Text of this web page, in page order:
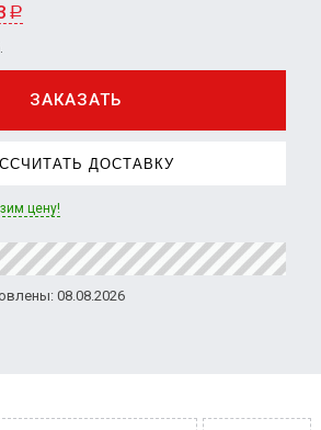
Р
ЗАКАЗАТЬ
ДОСТАВКУ
цену!
08.08.2026